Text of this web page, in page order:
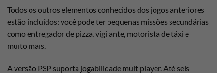
Todos os outros elementos conhecidos dos jogos anteriores
estão incluídos: você pode ter pequenas missões secundárias
como entregador de pizza, vigilante, motorista de táxi e
muito mais.
A versão PSP suporta jogabilidade multiplayer. Até seis